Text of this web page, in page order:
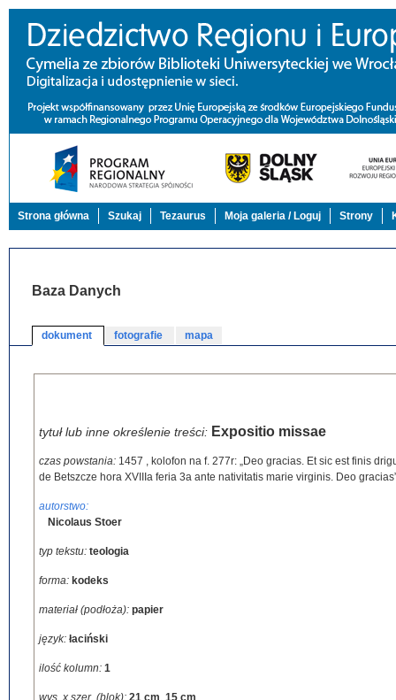
Strona główna Szukaj Tezaurus Moja galeria / Loguj Strony
Baza Danych
dokument fotografie mapa
tytuł lub inne określenie treści: Expositio missae
czas powstania: 1457 , kolofon na f. 277r: „Deo gracias. Et sic est finis
de Betszcze hora XVIIIa feria 3a ante nativitatis marie virginis. Deo
autorstwo:
Nicolaus Stoer
typ tekstu: teologia
forma: kodeks
materiał (podłoża): papier
język: łaciński
ilość kolumn: 1
wys. x szer. (blok): 21 cm, 15 cm